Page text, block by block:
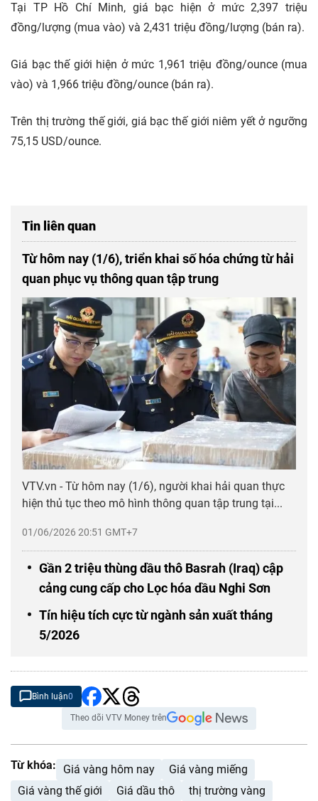
Tại TP Hồ Chí Minh, giá bạc hiện ở mức 2,397 triệu
đồng/lượng (mua vào) và 2,431 triệu đồng/lượng (bán ra).
Giá bạc thế giới hiện ở mức 1,961 triệu đồng/ounce (mua
vào) và 1,966 triệu đồng/ounce (bán ra).
Trên thị trường thế giới, giá bạc thế giới niêm yết ở ngưỡng
75,15 USD/ounce.
Tin liên quan
Từ hôm nay (1/6), triển khai số hóa chứng từ hải
quan phục vụ thông quan tập trung
01/06/2026 20:51 GMT+7
VTV.vn - Từ hôm nay (1/6), người khai hải quan thực
hiện thủ tục theo mô hình thông quan tập trung tại...
Gần 2 triệu thùng dầu thô Basrah (Iraq) cập
cảng cung cấp cho Lọc hóa dầu Nghi Sơn
Tín hiệu tích cực từ ngành sản xuất tháng
5/2026
Bình luận0
Theo dõi VTV Money trên
Từ khóa: Giá vàng hôm nay
Giá vàng miếng
Giá vàng thế giới
Giá dầu thô thị trường vàng